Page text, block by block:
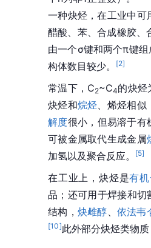
一种炔烃，在工业中可
醋酸、苯、合成橡胶、
由一个σ键和两个π键
构体数目较少。
[2]
常温下，C2~C4的炔烃
炔烃和烷烃 、烯烃相似
解度很小，但易溶于有
可被金属取代生成金属
加氢以及聚合反应。
[5]
在工业上，炔烃是有
品；还可用于焊接和切
结构， 炔雌醇 依法韦
[10]此外部分炔烃类物